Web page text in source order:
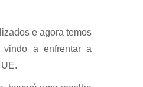
e agora temos
vindo a enfrentar a